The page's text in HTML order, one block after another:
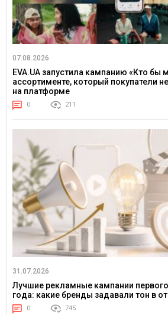
07.08.2026
EVA.UA запустила кампанию «Кто бы
ассортименте, который покупатели
на платформе
0 211
31.07.2026
Лучшие рекламные кампании
года: какие бренды задавали тон в
0 745